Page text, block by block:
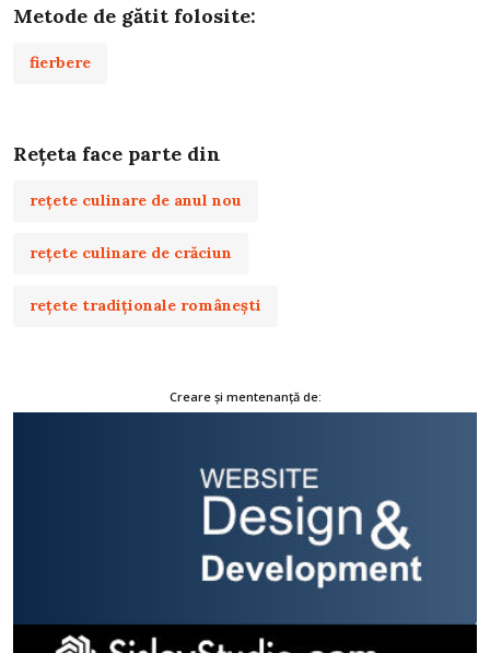
Metode de gătit folosite:
fierbere
Rețeta face parte din
rețete culinare de anul nou
rețete culinare de crăciun
rețete tradiționale românești
Creare și mentenanță de: